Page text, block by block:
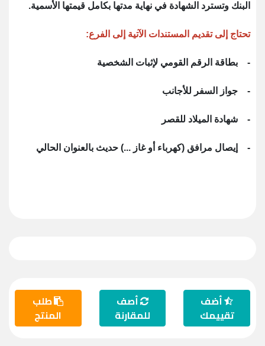
البنك وتسترد الشهادة في نهاية مدتها بكامل قيمتها الأسمية.
تحتاج إلى تقديم المستندات الآتية إلى الفرع:
- بطاقة الرقم القومي لإثبات الشخصية
- جواز السفر للأجانب
- شهادة الميلاد للقصر
- إيصال مرافق (كهرباء أو غاز ...) حديث بالعنوان الحالي
أضف
تقييمك
أصف
للمقارنة
طلب
المنتج